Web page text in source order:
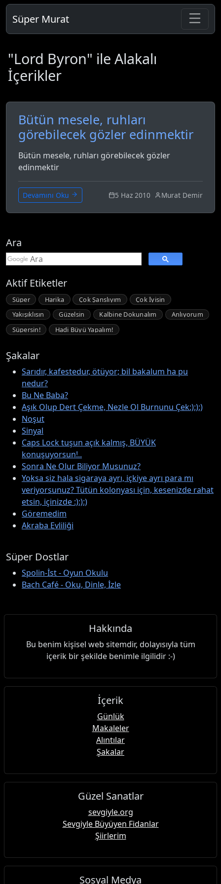
Süper Murat
"Lord Byron" ile Alakalı
İçerikler
Bütün mesele, ruhları
görebilecek gözler edinmektir
Bütün mesele, ruhları görebilecek gözler
edinmektir
Devamını Oku 5 Haz 2010 Murat Demir
Ara
Aktif Etiketler
Süper Harika Çok Şanslıyım
Çok İyisin
Yakışıklısın
Güzelsin Kalbine Dokunalım
Anlıyorum
Süpersin!
Hadi Büyü Yapalım!
Şakalar
Sarıdır, kafestedur, ötüyor; bil bakalum ha pu
nedur?
Bu Ne Baba?
Aşık Olup Dert Çekme, Nezle Ol Burnunu Çek:):):)
Noşut
Sinyal
Caps Lock tuşun açık kalmış, BÜYÜK
konuşuyorsun!..
Sonra Ne Olur Biliyor Musunuz?
Yoksa siz hala sigaraya ayrı, içkiye ayrı para mı
veriyorsunuz? Tütün kolonyası için, kesenizde rahat
etsin, içinizde :):):)
Göremedim
Akraba Evliliği
Süper Dostlar
Spolin-İst - Oyun Okulu
Bach Café - Oku, Dinle, İzle
Hakkında
Bu benim kişisel web sitemdir, dolayısıyla tüm
içerik bir şekilde benimle ilgilidir :-)
İçerik
Günlük
Makaleler
Alıntılar
Şakalar
Güzel Sanatlar
sevgiyle.org
Sevgiyle Büyüyen Fidanlar
Şiirlerim
Sosyal Medya